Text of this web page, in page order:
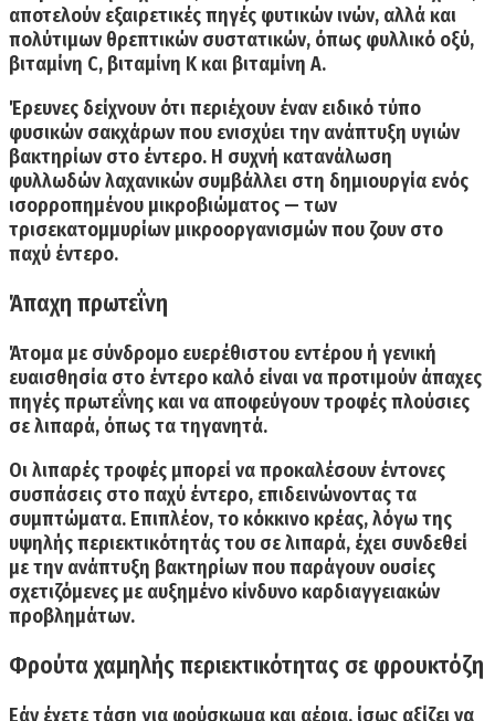
αποτελούν εξαιρετικές πηγές φυτικών ινών, αλλά και
πολύτιμων θρεπτικών συστατικών, όπως φυλλικό οξύ,
βιταμίνη C, βιταμίνη Κ και βιταμίνη Α.
Έρευνες δείχνουν ότι περιέχουν έναν ειδικό τύπο
φυσικών σακχάρων που ενισχύει την ανάπτυξη υγιών
βακτηρίων στο έντερο. Η συχνή κατανάλωση
φυλλωδών λαχανικών συμβάλλει στη δημιουργία ενός
ισορροπημένου μικροβιώματος — των
τρισεκατομμυρίων μικροοργανισμών που ζουν στο
παχύ έντερο.
Άπαχη πρωτεΐνη
Άτομα με σύνδρομο ευερέθιστου εντέρου ή γενική
ευαισθησία στο έντερο καλό είναινα προτιμούν άπαχες
πηγές πρωτεΐνηςκαι να αποφεύγουν τροφές πλούσιες
σε λιπαρά, όπως τα τηγανητά.
Οι λιπαρές τροφές μπορεί να προκαλέσουν έντονες
συσπάσεις στο παχύ έντερο, επιδεινώνοντας τα
συμπτώματα. Επιπλέον, τοκόκκινο κρέας,λόγω της
υψηλής περιεκτικότητάς του σε λιπαρά, έχει συνδεθεί
με την ανάπτυξη βακτηρίων που παράγουν ουσίες
σχετιζόμενες με αυξημένο κίνδυνο καρδιαγγειακών
προβλημάτων.
Φρούτα χαμηλής περιεκτικότητας σε φρουκτόζη
Εάν έχετε τάση για φούσκωμα και αέρια, ίσως αξίζεινα